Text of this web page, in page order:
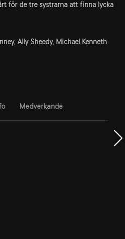
för de tre systrarna att finna lycka
Ally Sheedy, Michael Kenneth
Medverkande